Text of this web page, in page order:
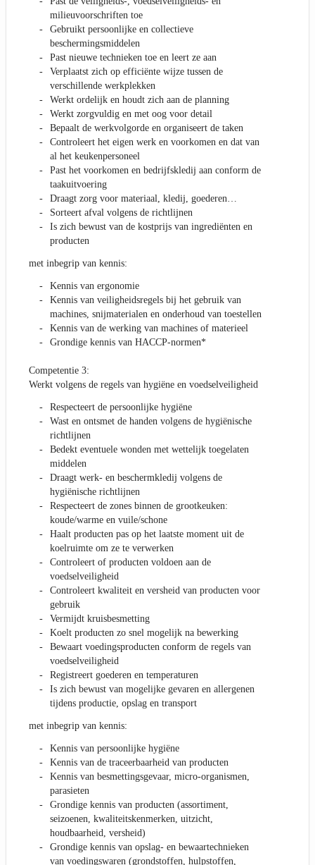
milieuvoorschriften toe
Gebruikt persoonlijke en collectieve
beschermingsmiddelen
Past nieuwe technieken toe en leert ze aan
Verplaatst zich op efficiënte wijze tussen de
verschillende werkplekken
Werkt ordelijk en houdt zich aan de planning
Werkt zorgvuldig en met oog voor detail
Bepaalt de werkvolgorde en organiseert de taken
Controleert het eigen werk en voorkomen en dat van
al het keukenpersoneel
Past het voorkomen en bedrijfskledij aan conform de
taakuitvoering
Draagt zorg voor materiaal, kledij, goederen…
Sorteert afval volgens de richtlijnen
Is zich bewust van de kostprijs van ingrediënten en
producten
met inbegrip van kennis:
Kennis van ergonomie
Kennis van veiligheidsregels bij het gebruik van
machines, snijmaterialen en onderhoud van toestellen
Kennis van de werking van machines of materieel
Grondige kennis van HACCP-normen*
Competentie 3:
Werkt volgens de regels van hygiëne en voedselveiligheid
Respecteert de persoonlijke hygiëne
Wast en ontsmet de handen volgens de hygiënische
richtlijnen
Bedekt eventuele wonden met wettelijk toegelaten
middelen
Draagt werk- en beschermkledij volgens de
hygiënische richtlijnen
Respecteert de zones binnen de grootkeuken:
koude/warme en vuile/schone
Haalt producten pas op het laatste moment uit de
koelruimte om ze te verwerken
Controleert of producten voldoen aan de
voedselveiligheid
Controleert kwaliteit en versheid van producten voor
gebruik
Vermijdt kruisbesmetting
Koelt producten zo snel mogelijk na bewerking
Bewaart voedingsproducten conform de regels van
voedselveiligheid
Registreert goederen en temperaturen
Is zich bewust van mogelijke gevaren en allergenen
tijdens productie, opslag en transport
met inbegrip van kennis:
Kennis van persoonlijke hygiëne
Kennis van de traceerbaarheid van producten
Kennis van besmettingsgevaar, micro-organismen,
parasieten
Grondige kennis van producten (assortiment,
seizoenen, kwaliteitskenmerken, uitzicht,
houdbaarheid, versheid)
Grondige kennis van opslag- en bewaartechnieken
van voedingswaren (grondstoffen, hulpstoffen,